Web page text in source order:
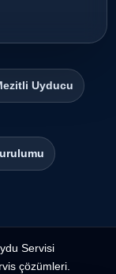
Uyducu
Servisi
çözümleri.